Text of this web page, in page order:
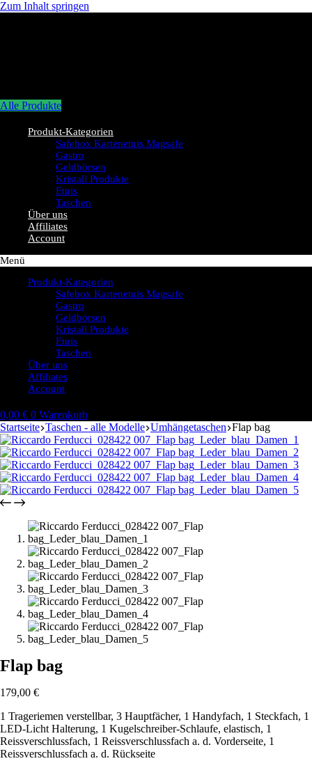
Zum Inhalt springen
Alle Produkte
Produkt-Kategorien
Safebox Kartenetuis Magsafe
Gastro
Geldbörsen
Kristall Produkte
Etuis
Taschen
Über uns
Affiliates
Account
Menü
Produkt-Kategorien
Safebox Kartenetuis Magsafe
Gastro
Geldbörsen
Kristall Produkte
Etuis
Taschen
Über uns
Affiliates
Account
0,00 € 0 Warenkorb
Startseite Taschen - alle Modelle Umhängetaschen Flap bag
Flap bag
179,00 €
1 Trageriemen verstellbar, 3 Hauptfächer, 1 Handyfach, 1 Steckfach, 1
LED-Licht Halterung, 1 Kugelschreiber-Schlaufe, elastisch, 1
Reissverschlussfach, 1 Reissverschlussfach a. d. Vorderseite, 1
Reissverschlussfach a. d. Rückseite